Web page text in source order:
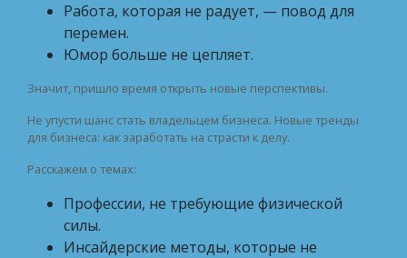
Работа, которая не радует, — повод для
перемен.
Юмор больше не цепляет.
Значит, пришло время открыть новые перспективы.
Не упусти шанс стать владельцем бизнеса. Новые тренды
для бизнеса: как заработать на страсти к делу.
Расскажем о темах:
Профессии, не требующие физической
силы.
Инсайдерские методы, которые не